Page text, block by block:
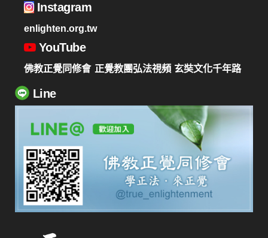
Instagram
enlighten.org.tw
YouTube
佛教正覺同修會 正覺教團弘法視頻 玄奘文化千年路
Line